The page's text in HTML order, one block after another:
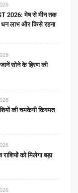
2026: मेष से मीन तक
लाभ और किसे रहना
जानें सोने के हिरण की
की चमकेगी किस्मत
को मिलेगा बड़ा